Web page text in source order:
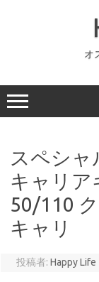
ッ
プ
オ
スペシャ
キャリア
50/110
キャリ
投稿者: Happy Life